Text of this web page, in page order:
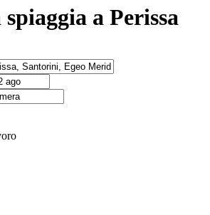
a Perissa